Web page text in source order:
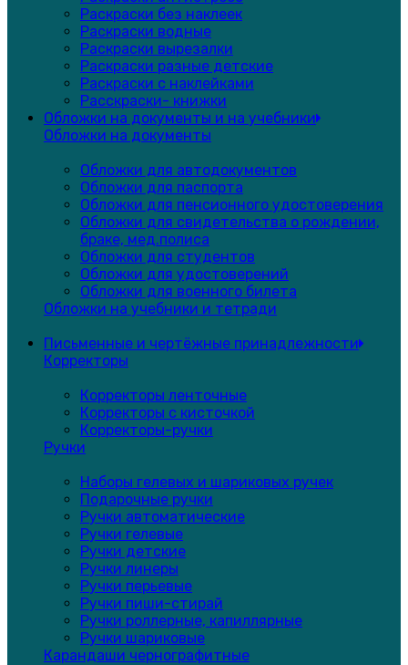
Раскраски без наклеек
Раскраски водные
Раскраски вырезалки
Раскраски разные детские
Раскраски с наклейками
Расскраски- книжки
Обложки на документы и на учебники
Обложки на документы
Обложки для автодокументов
Обложки для паспорта
Обложки для пенсионного удостоверения
Обложки для свидетельства о рождении,
браке, мед.полиса
Обложки для студентов
Обложки для удостоверений
Обложки для военного билета
Обложки на учебники и тетради
Письменные и чертёжные принадлежности
Корректоры
Корректоры ленточные
Корректоры с кисточкой
Корректоры-ручки
Ручки
Наборы гелевых и шариковых ручек
Подарочные ручки
Ручки автоматические
Ручки гелевые
Ручки детские
Ручки линеры
Ручки перьевые
Ручки пиши-стирай
Ручки роллерные, капиллярные
Ручки шариковые
Карандаши чернографитные